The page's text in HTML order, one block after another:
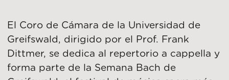
El Coro de Cámara de la Universidad de
Greifswald, dirigido por el Prof. Frank
Dittmer, se dedica al repertorio a cappella y
forma parte de la Semana Bach de